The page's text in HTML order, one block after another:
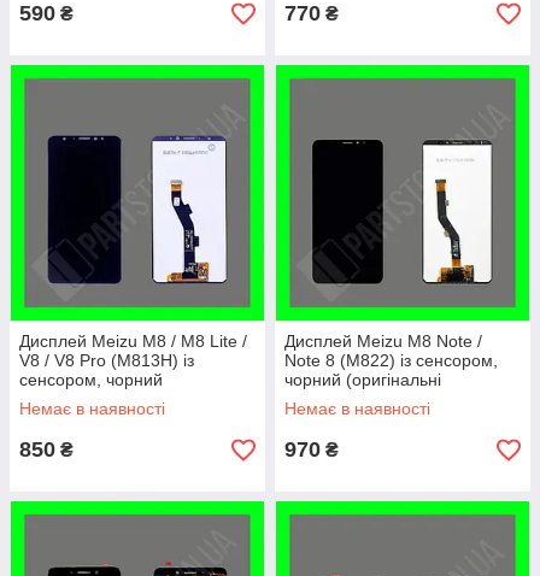
590 ₴ 770 ₴
Дисплей Meizu M8 / M8 Lite /
V8 / V8 Pro (M813H) із
сенсором, чорний
(оригінальні комплектуючі)
Немає в наявності
850 ₴
Дисплей Meizu M8 Note /
Note 8 (M822) із сенсором,
чорний (оригінальні
комплектуючі)
Немає в наявності
970 ₴